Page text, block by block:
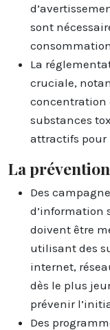
sont
La
cruciale,
concentration
substances
attractifs pour
La
Des
d’information
doivent être
utilisant des
internet,
dès le plus
prévenir
Des